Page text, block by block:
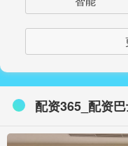
配资365_配资